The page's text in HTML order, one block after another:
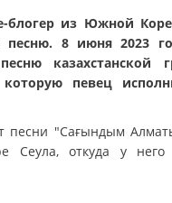
блогер из Южной
песню. 8 июня 2023
казахстанской
певец
песни "Сағындым
Сеула, откуда у него